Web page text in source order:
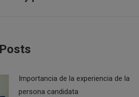
Importancia de la experiencia de la
persona candidata